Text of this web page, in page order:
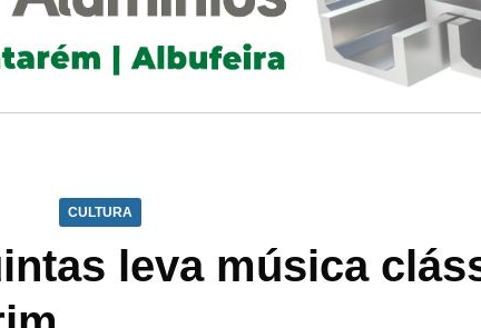
CULTURA
leva música